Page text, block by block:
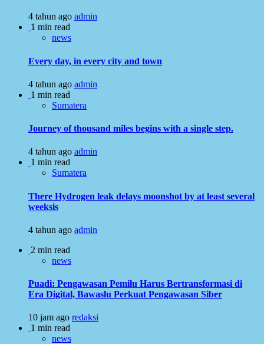
4 tahun ago admin
1 min read
news
Every day, in every city and town
4 tahun ago admin
1 min read
Sumatera
Journey of thousand miles begins with a single step.
4 tahun ago admin
1 min read
Sumatera
There Hydrogen leak delays moonshot by at least several
weeksis
4 tahun ago admin
2 min read
news
Puadi: Pengawasan Pemilu Harus Bertransformasi di
Era Digital, Bawaslu Perkuat Pengawasan Siber
10 jam ago redaksi
1 min read
news